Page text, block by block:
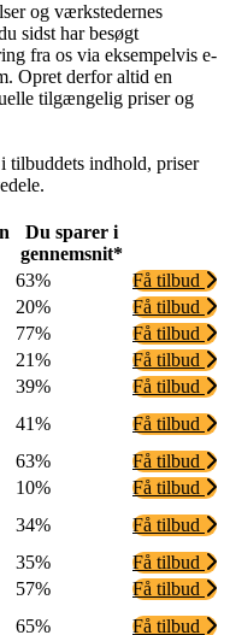
og værkstedernes
sidst har besøgt
fra os via eksempelvis e-
Opret derfor altid en
tilgængelig priser og
tilbuddets indhold, priser
Du sparer i
gennemsnit*
63%
Få tilbud
20%
Få tilbud
77%
Få tilbud
21%
Få tilbud
39%
Få tilbud
41%
Få tilbud
63%
Få tilbud
10%
Få tilbud
34%
Få tilbud
35%
Få tilbud
57%
Få tilbud
65% Få tilbud